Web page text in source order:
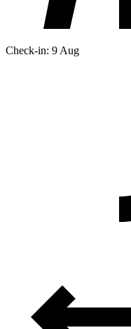
Check-in: 9 Aug